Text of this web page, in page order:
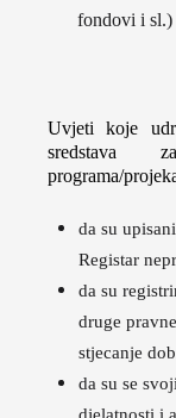
fondovi i sl.)
Uvjeti koje
sredstava
programa/
da su
Registar
da su
druge
stjecanje
da su se
djelatnosti i